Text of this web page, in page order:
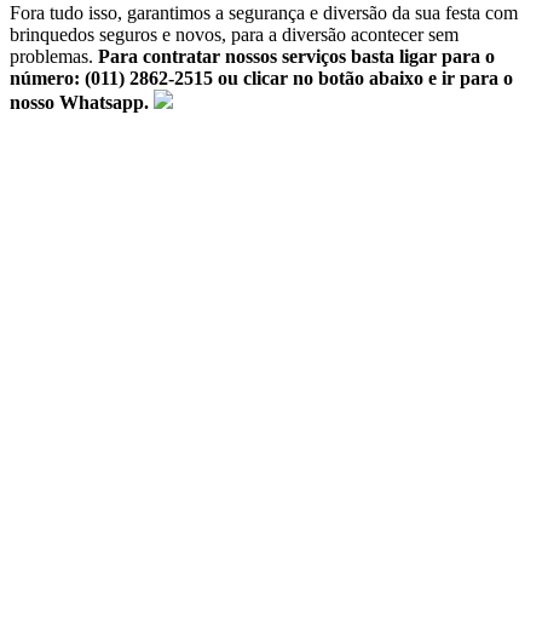
Fora tudo isso, garantimos a segurança e diversão da sua festa com
brinquedos seguros e novos, para a diversão acontecer sem
problemas. Para contratar nossos serviços basta ligar para o
número: (011) 2862-2515 ou clicar no botão abaixo e ir para o
nosso Whatsapp.